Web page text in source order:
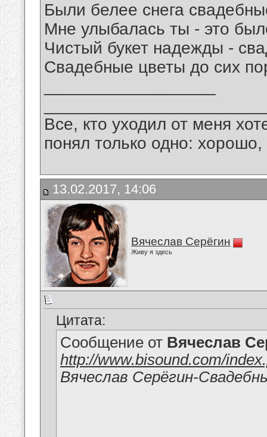
Были белее снега
Мне улыбалась ты - это
Чистый букет надежды -
Свадебные цветы до сих
Все, кто уходил от меня
понял только одно:
13.02.2017, 14:06
Вячеслав Серёгин
Живу я здесь
Цитата:
Сообщение от Вячеслав
http://www.bisound.com/
Вячеслав Серёгин-